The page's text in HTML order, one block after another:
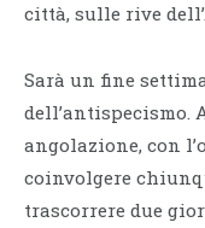
città, sulle rive
Sarà un fine
dell’antispecismo.
angolazione, con
coinvolgere
trascorrere due